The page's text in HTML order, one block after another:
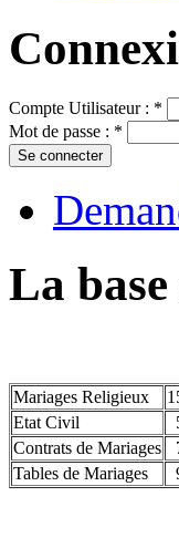
Compte Utilisateur : *
Mot de passe : *
La
Mariages Religieux
Etat Civil
Contrats de Mariages
Tables de Mariages